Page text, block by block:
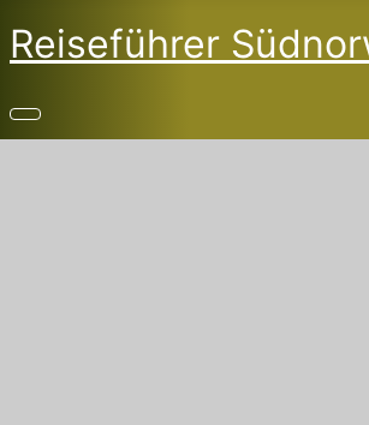
Reiseführer